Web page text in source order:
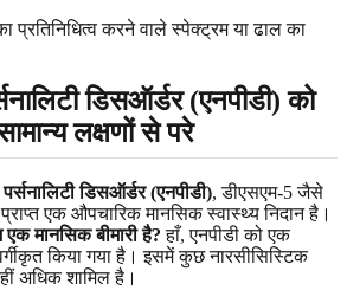
डिसऑर्डर (एनपीडी) को
लक्षणों से परे
डिसऑर्डर (एनपीडी), डीएसएम-5 जैसे
एक औपचारिक मानसिक स्वास्थ्य निदान है।
एक मानसिक बीमारी है? हाँ, एनपीडी को एक
किया गया है। इसमें कुछ नारसीसिस्टिक
अधिक शामिल है।